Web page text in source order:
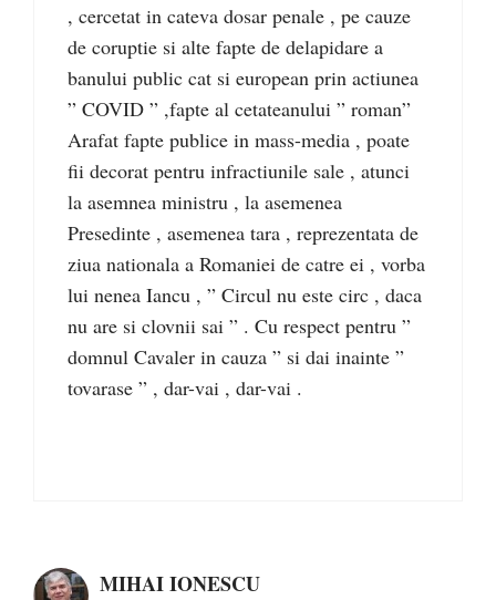
, cercetat in cateva dosar penale , pe cauze
de coruptie si alte fapte de delapidare a
banului public cat si european prin actiunea
” COVID ” ,fapte al cetateanului ” roman”
Arafat fapte publice in mass-media , poate
fii decorat pentru infractiunile sale , atunci
la asemnea ministru , la asemenea
Presedinte , asemenea tara , reprezentata de
ziua nationala a Romaniei de catre ei , vorba
lui nenea Iancu , ” Circul nu este circ , daca
nu are si clovnii sai ” . Cu respect pentru ”
domnul Cavaler in cauza ” si dai inainte ”
tovarase ” , dar-vai , dar-vai .
MIHAI IONESCU